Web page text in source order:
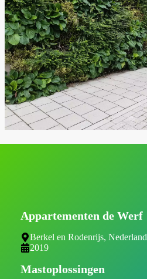
Appartementen de Werf
Berkel en Rodenrijs, Nederland
2019
Mastoplossingen